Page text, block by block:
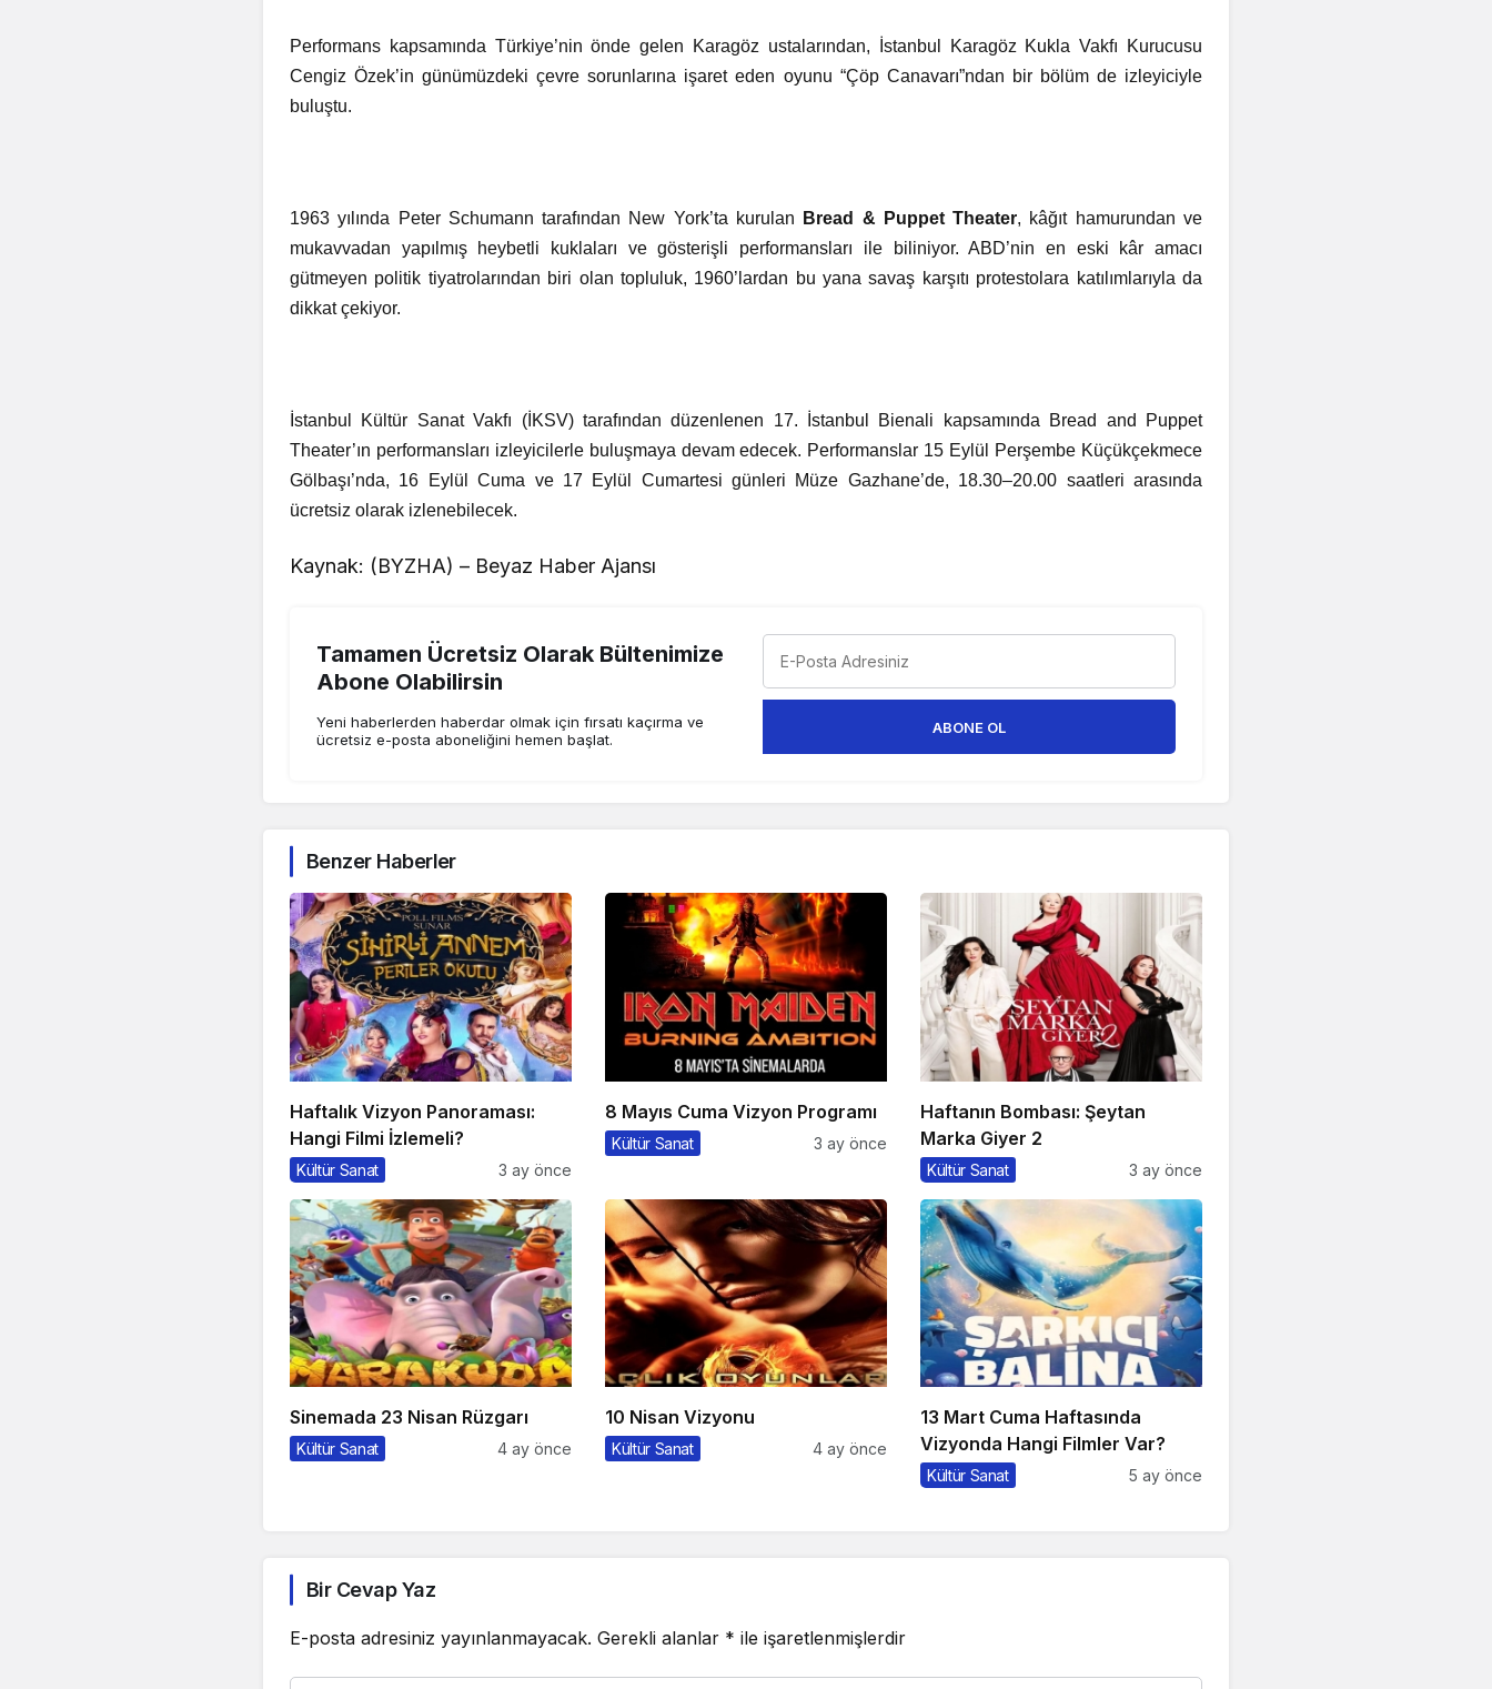
Performans kapsamında Türkiye’nin önde gelen Karagöz ustalarından, İstanbul Karagöz Kukla Vakfı Kurucusu
Cengiz Özek’in günümüzdeki çevre sorunlarına işaret eden oyunu “Çöp Canavarı”ndan bir bölüm de izleyiciyle
buluştu.
1963 yılında Peter Schumann tarafından New York’ta kurulan Bread & Puppet Theater, kâğıt hamurundan ve
mukavvadan yapılmış heybetli kuklaları ve gösterişli performansları ile biliniyor. ABD’nin en eski kâr amacı
gütmeyen politik tiyatrolarından biri olan topluluk, 1960’lardan bu yana savaş karşıtı protestolara katılımlarıyla da
dikkat çekiyor.
İstanbul Kültür Sanat Vakfı (İKSV) tarafından düzenlenen 17. İstanbul Bienali kapsamında Bread and Puppet
Theater’ın performansları izleyicilerle buluşmaya devam edecek. Performanslar 15 Eylül Perşembe Küçükçekmece
Gölbaşı’nda, 16 Eylül Cuma ve 17 Eylül Cumartesi günleri Müze Gazhane’de, 18.30–20.00 saatleri arasında
ücretsiz olarak izlenebilecek.
Kaynak: (BYZHA) – Beyaz Haber Ajansı
Tamamen Ücretsiz Olarak Bültenimize
Abone Olabilirsin
Yeni haberlerden haberdar olmak için fırsatı kaçırma ve
ücretsiz e-posta aboneliğini hemen başlat.
ABONE OL
Benzer Haberler
Haftalık Vizyon Panoraması:
Hangi Filmi İzlemeli?
Kültür Sanat 3 ay önce
8 Mayıs Cuma Vizyon Programı
Kültür Sanat 3 ay önce
Haftanın Bombası: Şeytan
Marka Giyer 2
Kültür Sanat 3 ay önce
Sinemada 23 Nisan Rüzgarı
Kültür Sanat 4 ay önce
10 Nisan Vizyonu
Kültür Sanat 4 ay önce
13 Mart Cuma Haftasında
Vizyonda Hangi Filmler Var?
Kültür Sanat 5 ay önce
Bir Cevap Yaz
E-posta adresiniz yayınlanmayacak. Gerekli alanlar * ile işaretlenmişlerdir